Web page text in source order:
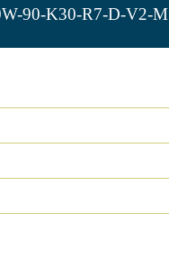
90-K30-R7-D-V2-M